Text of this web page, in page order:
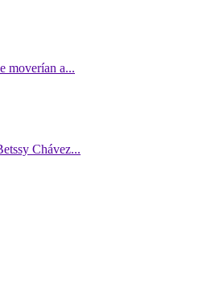
moverían a...
Chávez...